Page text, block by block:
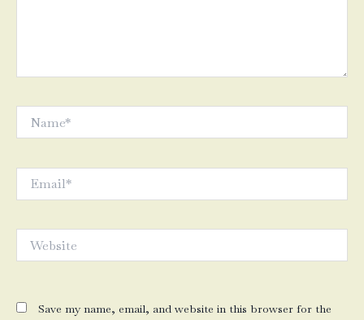
Save my name, email, and website in this browser for the